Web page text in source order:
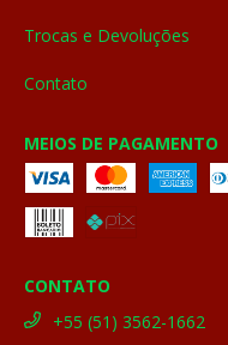
Trocas e Devoluções
Contato
MEIOS DE PAGAMENTO
CONTATO
+55 (51) 3562-1662